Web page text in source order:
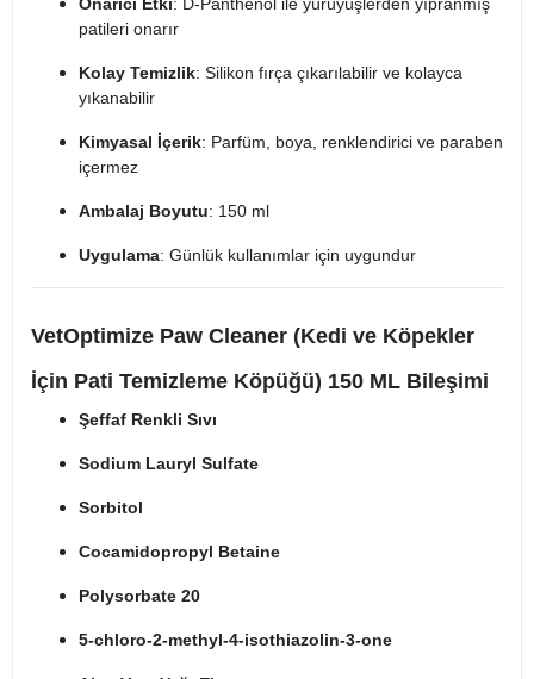
Onarıcı Etki: D-Panthenol ile yürüyüşlerden yıpranmış
patileri onarır
Kolay Temizlik: Silikon fırça çıkarılabilir ve kolayca
yıkanabilir
Kimyasal İçerik: Parfüm, boya, renklendirici ve paraben
içermez
Ambalaj Boyutu: 150 ml
Uygulama: Günlük kullanımlar için uygundur
VetOptimize Paw Cleaner (Kedi ve Köpekler
İçin Pati Temizleme Köpüğü) 150 ML Bileşimi
Şeffaf Renkli Sıvı
Sodium Lauryl Sulfate
Sorbitol
Cocamidopropyl Betaine
Polysorbate 20
5-chloro-2-methyl-4-isothiazolin-3-one